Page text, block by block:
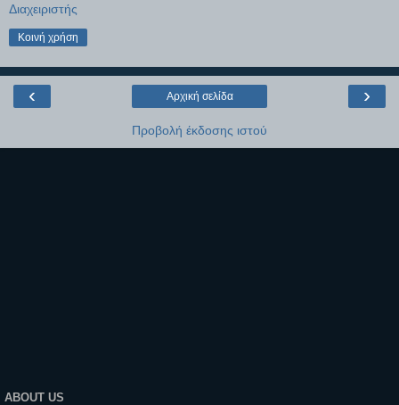
Διαχειριστής
Κοινή χρήση
‹ ›
Αρχική σελίδα
Προβολή έκδοσης ιστού
ABOUT US